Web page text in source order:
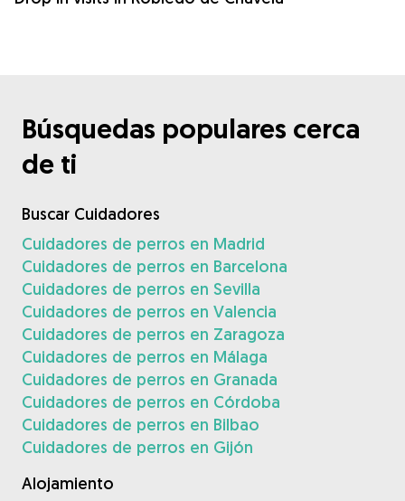
Búsquedas populares cerca
de ti
Buscar Cuidadores
Cuidadores de perros en Madrid
Cuidadores de perros en Barcelona
Cuidadores de perros en Sevilla
Cuidadores de perros en Valencia
Cuidadores de perros en Zaragoza
Cuidadores de perros en Málaga
Cuidadores de perros en Granada
Cuidadores de perros en Córdoba
Cuidadores de perros en Bilbao
Cuidadores de perros en Gijón
Alojamiento